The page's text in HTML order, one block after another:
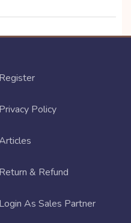
Register
Privacy Policy
Return & Refund
Login As Sales Partner